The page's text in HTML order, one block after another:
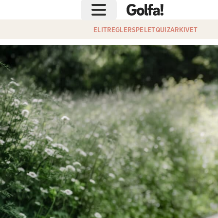
ELITREGLERSPELETQUIZARKIVET